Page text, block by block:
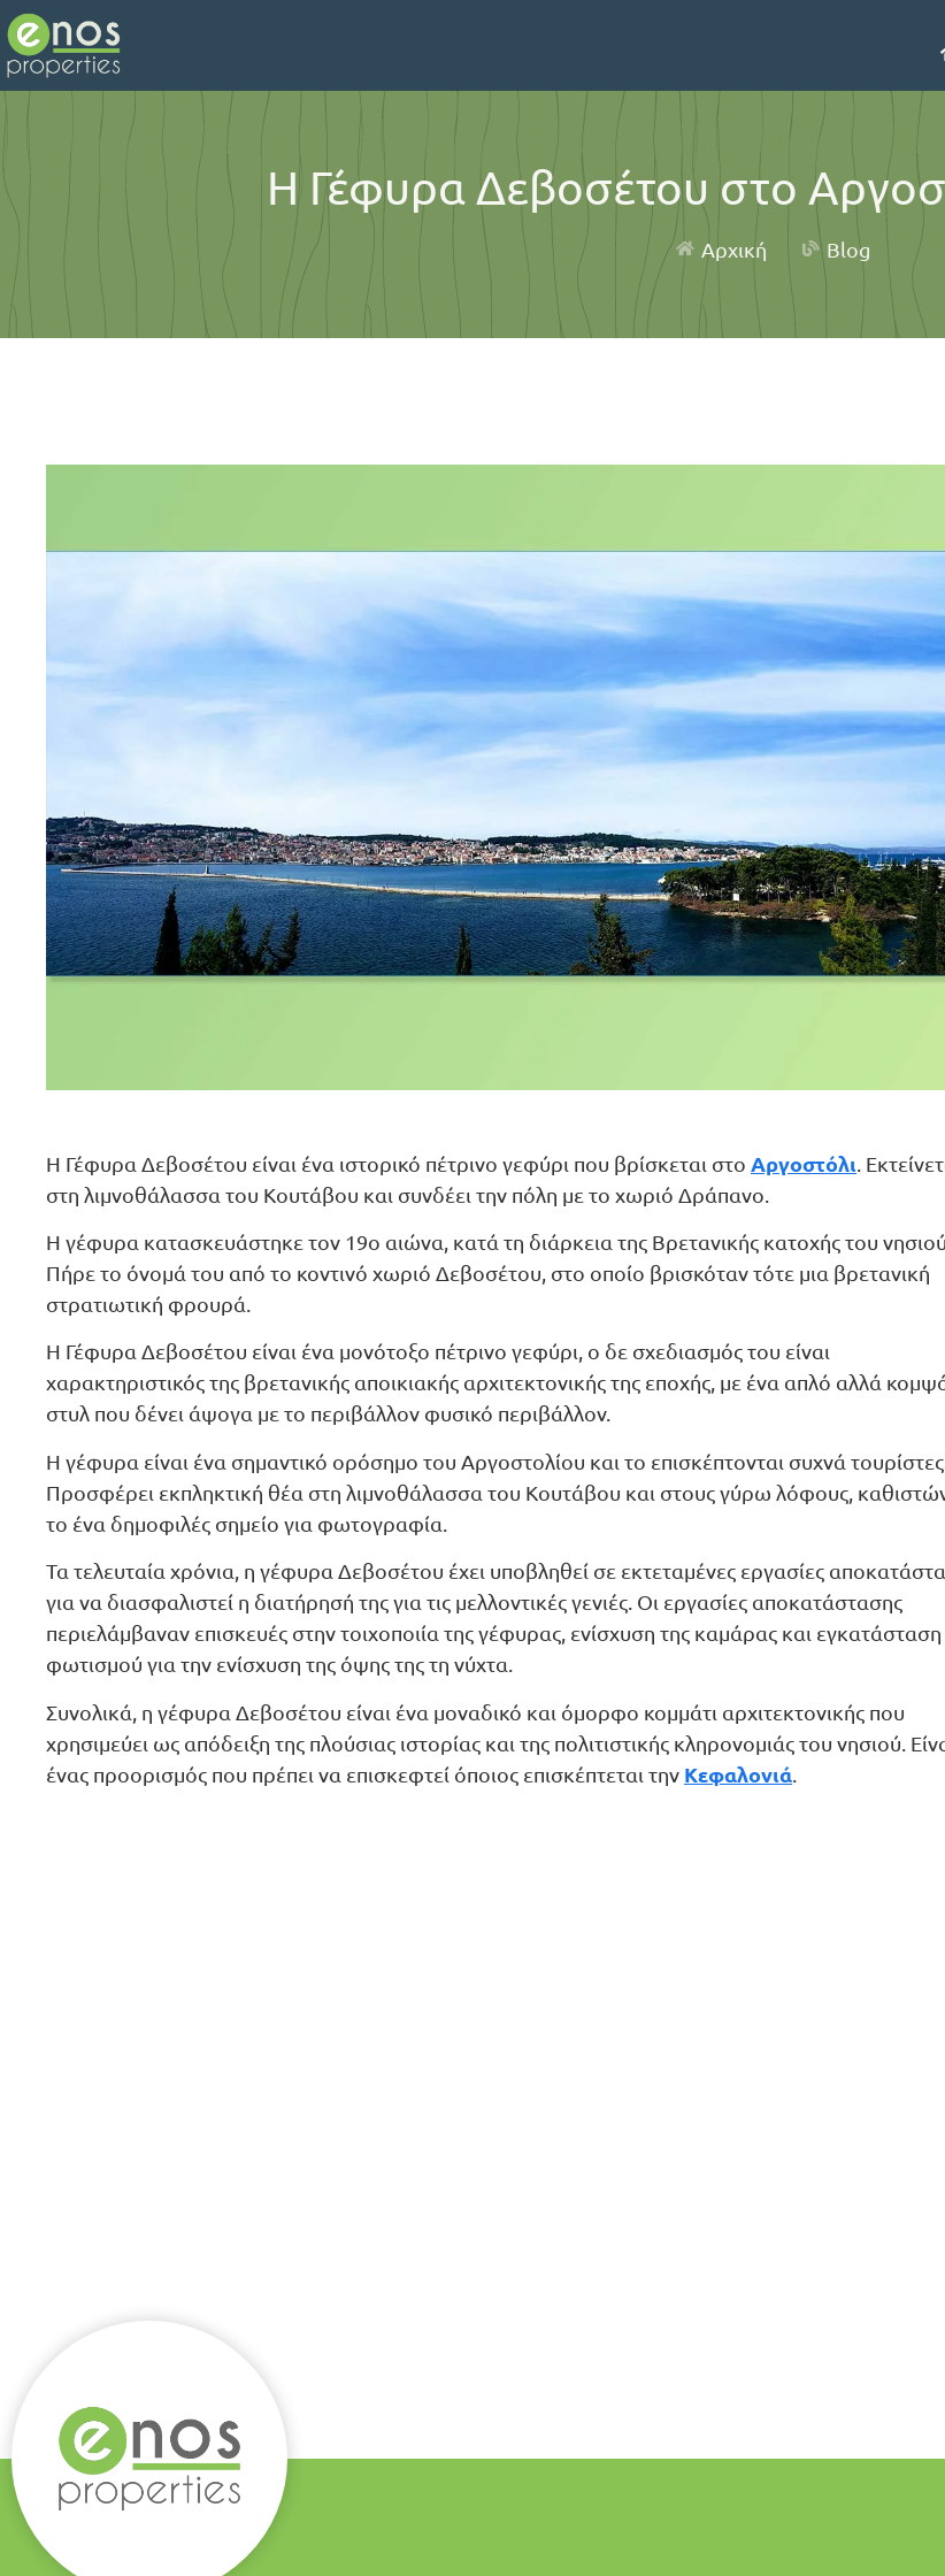
H Γέφυρα Δεβοσέτου στo
Αρχική Blog
H Γέφυρα Δεβοσέτου είναι ένα ιστορικό πέτρινο γεφύρι που βρίσκεται στo Αργοστόλι .
στη λιμνοθάλασσα του Κουτάβου και συνδέει την πόλη με το χωριό Δράπανο.
Η γέφυρα κατασκευάστηκε τον 19ο αιώνα, κατά τη διάρκεια της Βρετανικής κατοχής του νησιού.
Πήρε το όνομά του από το κοντινό χωριό Δεβοσέτου, στο οποίο βρισκόταν τότε μια βρετανική
στρατιωτική φρουρά.
H Γέφυρα Δεβοσέτου είναι ένα μονότοξο πέτρινο γεφύρι, ο δε σχεδιασμός του είναι
χαρακτηριστικός της βρετανικής αποικιακής αρχιτεκτονικής της εποχής, με ένα απλό αλλά
στυλ που δένει άψογα με το περιβάλλον φυσικό περιβάλλον.
Η γέφυρα είναι ένα σημαντικό ορόσημο του Αργοστολίου και το επισκέπτονται συχνά τουρίστες.
Προσφέρει εκπληκτική θέα στη λιμνοθάλασσα του Κουτάβου και στους γύρω λόφους,
το ένα δημοφιλές σημείο για φωτογραφία.
Τα τελευταία χρόνια, η γέφυρα Δεβοσέτου έχει υποβληθεί σε εκτεταμένες εργασίες
για να διασφαλιστεί η διατήρησή της για τις μελλοντικές γενιές. Οι εργασίες αποκατάστασης
περιελάμβαναν επισκευές στην τοιχοποιία της γέφυρας, ενίσχυση της καμάρας και εγκατάσταση
φωτισμού για την ενίσχυση της όψης της τη νύχτα.
Συνολικά, η γέφυρα Δεβοσέτου είναι ένα μοναδικό και όμορφο κομμάτι αρχιτεκτονικής που
χρησιμεύει ως απόδειξη της πλούσιας ιστορίας και της πολιτιστικής κληρονομιάς του νησιού.
ένας προορισμός που πρέπει να επισκεφτεί όποιος επισκέπτεται την Κεφαλονιά